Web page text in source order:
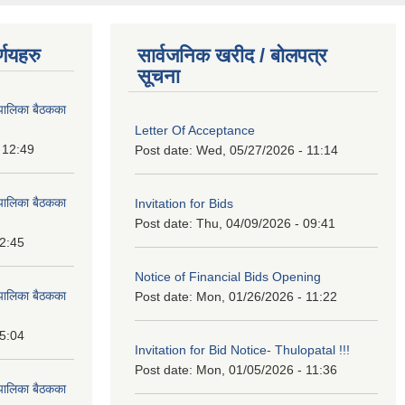
बैठकका
बैठकका
बैठकका
बैठकका
सार्वजनिक खरीद / बोलपत्र
सूचना
Letter Of Acceptance
Post date: Wed, 05/27/2026 - 11:14
Invitation for Bids
Post date: Thu, 04/09/2026 - 09:41
Notice of Financial Bids Opening
Post date: Mon, 01/26/2026 - 11:22
Invitation for Bid Notice- Thulopatal !!!
Post date: Mon, 01/05/2026 - 11:36